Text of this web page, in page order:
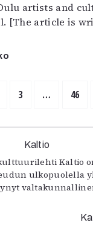
artists and
[The article is
3 … 46
Kaltio
Kaltio
ulkopuolella